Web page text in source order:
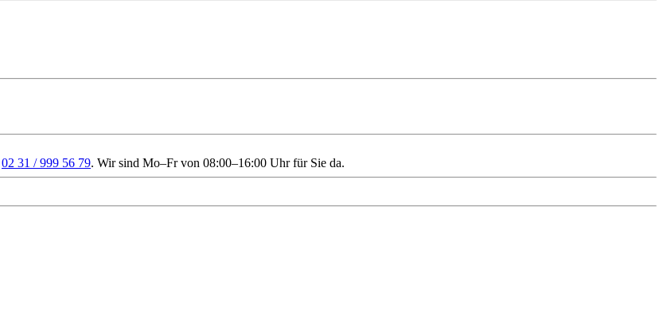
02 31 / 999 56 79. Wir sind Mo–Fr von 08:00–16:00 Uhr für Sie da.